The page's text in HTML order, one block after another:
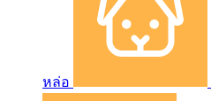
หล่อ